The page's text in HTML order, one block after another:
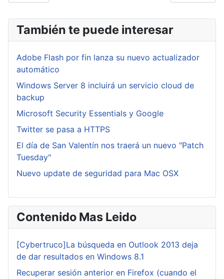
También te puede interesar
Adobe Flash por fin lanza su nuevo actualizador
automático
Windows Server 8 incluirá un servicio cloud de
backup
Microsoft Security Essentials y Google
Twitter se pasa a HTTPS
El día de San Valentín nos traerá un nuevo "Patch
Tuesday"
Nuevo update de seguridad para Mac OSX
Contenido Mas Leido
[Cybertruco]La búsqueda en Outlook 2013 deja
de dar resultados en Windows 8.1
Recuperar sesión anterior en Firefox (cuando el